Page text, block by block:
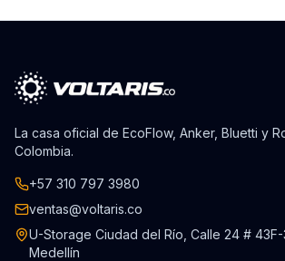
La casa oficial de EcoFlow, Anker, Bluetti y
Colombia.
+57 310 797 3980
ventas@voltaris.co
U-Storage Ciudad del Río, Calle 24 # 43F-
Medellín